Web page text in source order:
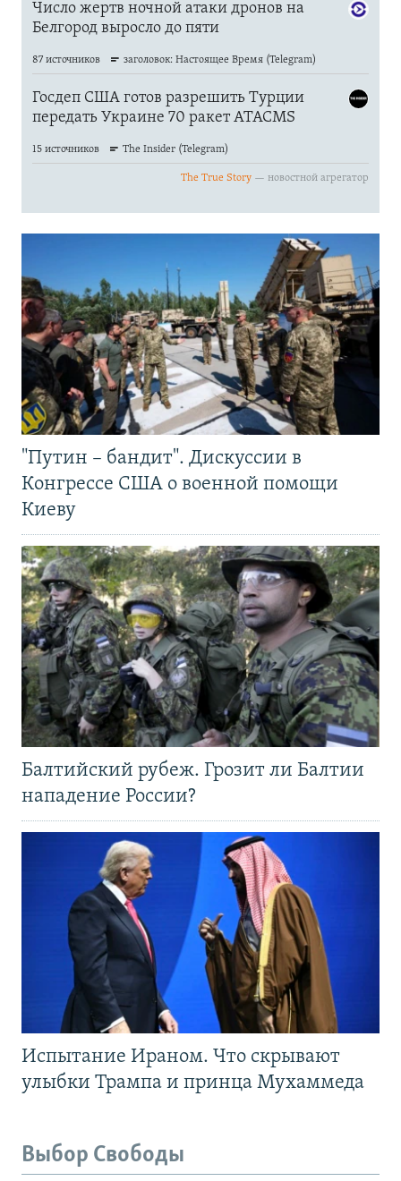
"Путин – бандит". Дискуссии в
Конгрессе США о военной помощи
Киеву
Балтийский рубеж. Грозит ли Балтии
нападение России?
Испытание Ираном. Что скрывают
улыбки Трампа и принца Мухаммеда
Выбор Свободы